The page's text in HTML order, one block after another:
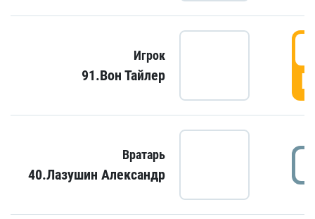
Игрок
91.Вон Тайлер
Вратарь
40.Лазушин Александр